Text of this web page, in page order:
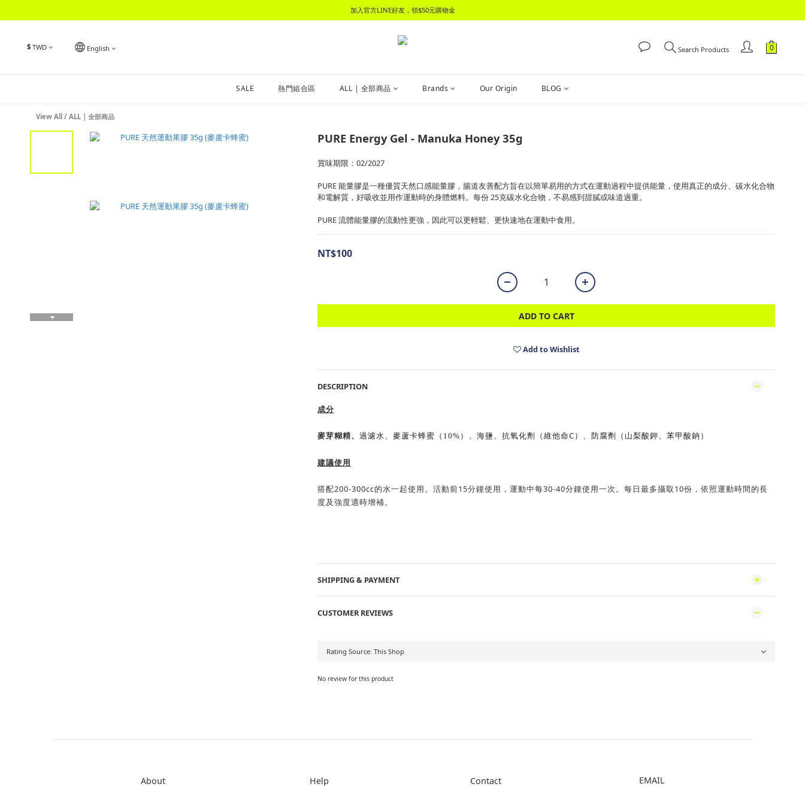
📦 領$100元購物金，立刻加入會員，消費滿2000元即享免運優惠！📦
加入官方LINE好友，領$50元購物金
$ TWD English Search Products
SALE 熱門組合區 ALL | 全部商品 Brands Our Origin BLOG
View All / ALL | 全部商品
PURE Energy Gel - Manuka Honey 35g
賞味期限：02/2027
PURE 能量膠是一種優質天然口感能量膠，腸道友善配方旨在以簡單易用的方式在運動過程中提供能量，使用真正的成分、碳水化合物
和電解質，好吸收並用作運動時的身體燃料。每份 25克碳水化合物，不易感到甜膩或味道過重。
PURE 流體能量膠的流動性更強，因此可以更輕鬆、更快速地在運動中食用。
NT$100
ADD TO CART
Add to Wishlist
DESCRIPTION
成分
麥芽糊精、 過濾水、麥蘆卡蜂蜜（ 10% ）、海鹽、抗氧化劑（ 維他命C ）、防腐劑（山梨酸鉀、苯甲酸鈉）
建議使用
搭配200-300cc的水一起使用。活動前15分鐘使用，運動中每30-40分鐘使用一次。每日最多攝取10份，依照運動時間的長
度及強度適時增補。
SHIPPING & PAYMENT
CUSTOMER REVIEWS
No review for this product
About Help Contact EMAIL